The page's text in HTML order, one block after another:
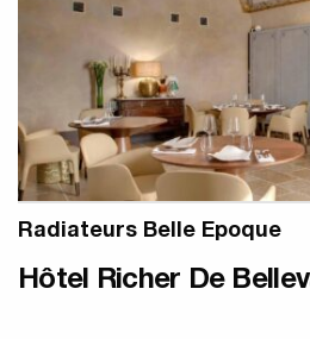
Radiateurs Belle Epoque
Hôtel Richer De